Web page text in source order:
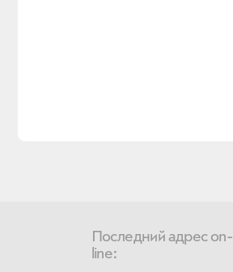
Последний адрес on-
line: